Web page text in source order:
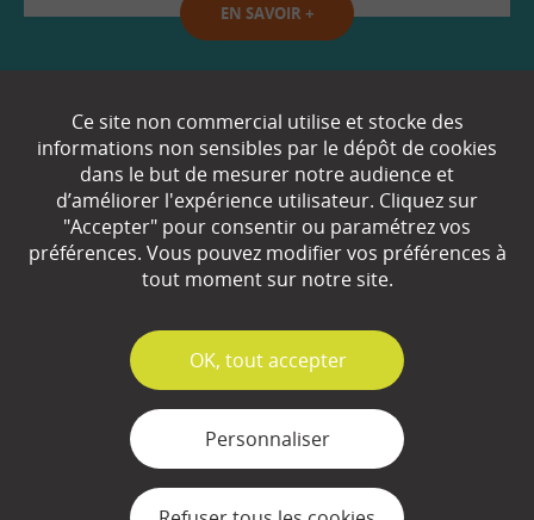
EN SAVOIR +
Partenaires
Espace Presse
Plan du site
Mentions légales
Ce site non commercial utilise et stocke des
informations non sensibles par le dépôt de cookies
dans le but de mesurer notre audience et
d’améliorer l'expérience utilisateur. Cliquez sur
"Accepter" pour consentir ou paramétrez vos
préférences. Vous pouvez modifier vos préférences à
tout moment sur notre site.
✓
OK, tout accepter
Personnaliser